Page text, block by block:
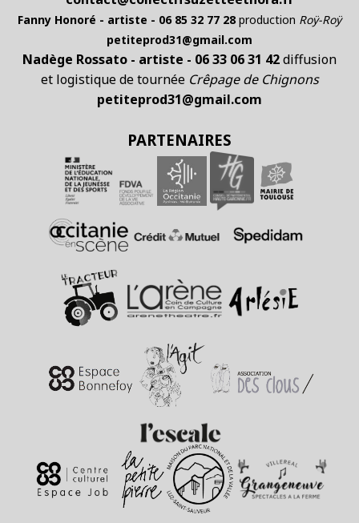
Fanny Honoré - artiste - 06 85 32 77 28production Roÿ-Roÿ
petiteprod31@gmail.com
Nadège Rossato - artiste - 06 33 06 31 42diffusion
et logistique de tournée Crêpage de Chignons
petiteprod31@gmail.com
PARTENAIRES